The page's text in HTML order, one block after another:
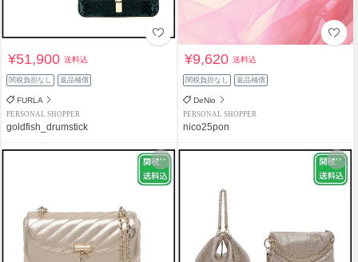
¥51,900送料込
関税負担なし 返品補償
FURLA
PERSONAL SHOPPER
goldfish_drumstick
¥9,620送料込
関税負担なし 返品補償
DeNio
PERSONAL SHOPPER
nico25pon